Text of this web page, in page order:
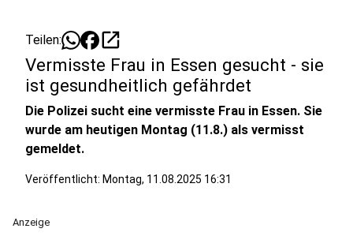
Teilen: open_in_new
Vermisste Frau in Essen gesucht - sie
ist gesundheitlich gefährdet
Die Polizei sucht eine vermisste Frau in Essen. Sie
wurde am heutigen Montag (11.8.) als vermisst
gemeldet.
Veröffentlicht: Montag, 11.08.2025 16:31
Anzeige